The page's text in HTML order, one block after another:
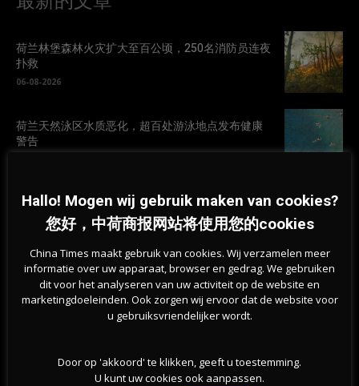
荷兰林堡森林火灾扩大至百公顷，250名消防员连夜
扑救
06-08-2026
荷兰天然泳区水质恶化，超百处游泳地点发布健康
警告
为何荷兰越来越多房屋出现裂缝？地基问题波及50
万栋建筑
新版欧元纸币10款候选设计方案公布，欧洲央行邀
请公众参与投票
Hallo! Mogen wij gebruik maken van cookies?
您好，中荷商报网站将使用您的cookies
China Times maakt gebruik van cookies. Wij verzamelen meer
informatie over uw apparaat, browser en gedrag. We gebruiken
dit voor het analyseren van uw activiteit op de website en
marketingdoeleinden. Ook zorgen wij ervoor dat de website voor
u gebruiksvriendelijker wordt.
Door op 'akkoord' te klikken, geeft u toestemming.
U kunt uw cookies ook aanpassen.